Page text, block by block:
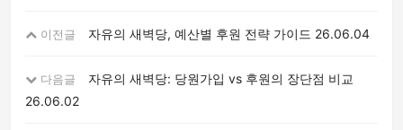
이전글 자유의 새벽당, 예산별 후원 전략 가이드 26.06.04
다음글
자유의 새벽당: 당원가입 vs 후원의 장단점 비교
26.06.02